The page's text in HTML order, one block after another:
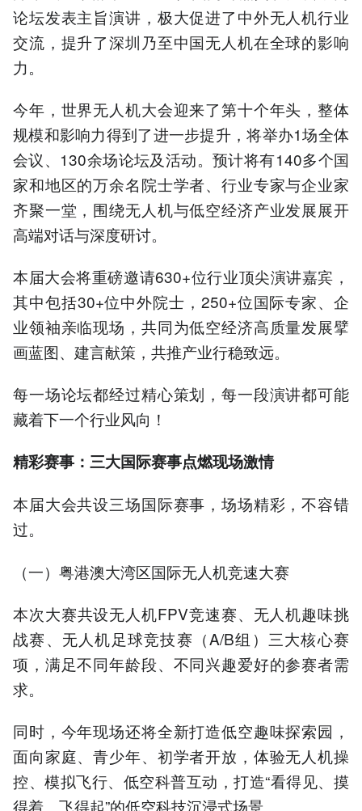
论坛发表主旨演讲，极大促进了中外无人机行业
交流，提升了深圳乃至中国无人机在全球的影响
力。
今年，世界无人机大会迎来了第十个年头，整体
规模和影响力得到了进一步提升，将举办1场全体
会议、130余场论坛及活动。预计将有140多个国
家和地区的万余名院士学者、行业专家与企业家
齐聚一堂，围绕无人机与低空经济产业发展展开
高端对话与深度研讨。
本届大会将重磅邀请630+位行业顶尖演讲嘉宾，
其中包括30+位中外院士，250+位国际专家、企
业领袖亲临现场，共同为低空经济高质量发展擘
画蓝图、建言献策，共推产业行稳致远。
每一场论坛都经过精心策划，每一段演讲都可能
藏着下一个行业风向！
精彩赛事：三大国际赛事点燃现场激情
本届大会共设三场国际赛事，场场精彩，不容错
过。
（一）粤港澳大湾区国际无人机竞速大赛
本次大赛共设无人机FPV竞速赛、无人机趣味挑
战赛、无人机足球竞技赛（A/B组）三大核心赛
项，满足不同年龄段、不同兴趣爱好的参赛者需
求。
同时，今年现场还将全新打造低空趣味探索园，
面向家庭、青少年、初学者开放，体验无人机操
控、模拟飞行、低空科普互动，打造“看得见、摸
得着、飞得起”的低空科技沉浸式场景。